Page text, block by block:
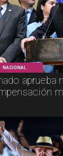
NACIONAL
aprueba